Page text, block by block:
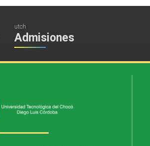
utch
Admisiones